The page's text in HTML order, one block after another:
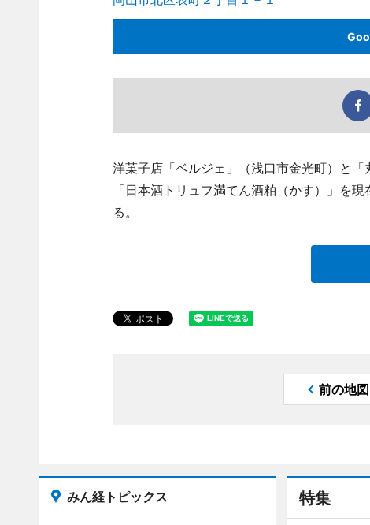
洋菓子店「ベルジェ」（浅口市金光町）と
「日本酒トリュフ満てん酒粕（かす）」を
る。
前の地図
特集
みん経トピックス